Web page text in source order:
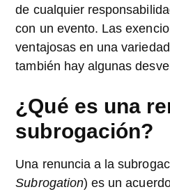
de cualquier
con un evento. Las
ventajosas en una
también hay algunas
¿Qué es una
subrogación?
Una renuncia a la
Subrogation) es un